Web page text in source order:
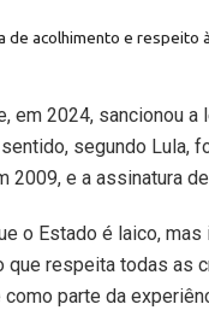
de acolhimento e respeito
em 2024, sancionou
segundo Lula,
2009, e a assinatura
o Estado é laico,
que respeita todas as
parte da